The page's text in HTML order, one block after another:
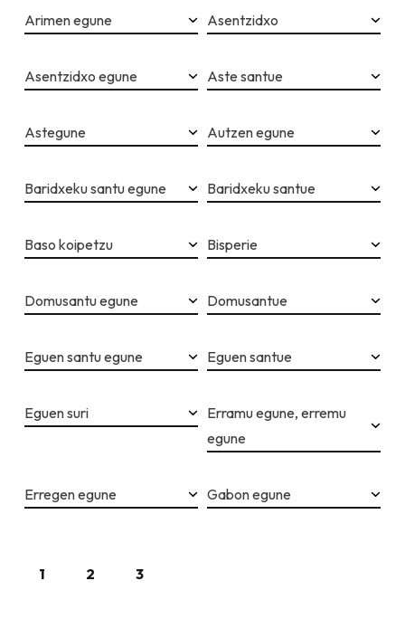
Arimen egune Asentzidxo
Asentzidxo egune Aste santue
Astegune Autzen egune
Baridxeku santu egune Baridxeku santue
Baso koipetzu Bisperie
Domusantu egune Domusantue
Eguen santu egune Eguen santue
Eguen suri
Erramu egune, erremu
egune
Erregen egune Gabon egune
1 2 3